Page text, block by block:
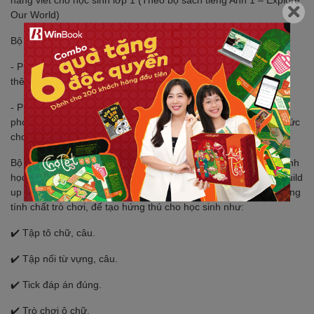
Our World)
Bộ sách có 2 phiên bản:
- Phiên bản có đáp án: Dành cho phụ huynh giúp con luyện tập
thêm ở nhà.
- Phiên bản không đáp án: Dành cho giáo viên tham khảo, làm
phong phú nguồn bài tập xây dựng bài giảng, nâng cao kiến thức
cho học sinh.
Bộ sách gồm 2 tập (1A và 1B) với nội dung bám sát chương trình
học hiện hành của các con trên lớp. Với mỗi Unit trong SGK, Build
up sẽ có các dạng bài tập luyện viết củng cố xen kẽ bài tập mang
tính chất trò chơi, để tạo hứng thú cho học sinh như:
✔️ Tập tô chữ, câu.
✔️ Tập nối từ vựng, câu.
✔️ Tick đáp án đúng.
✔️ Trò chơi ô chữ.